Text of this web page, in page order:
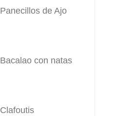
Panecillos de Ajo
Bacalao con natas
Clafoutis